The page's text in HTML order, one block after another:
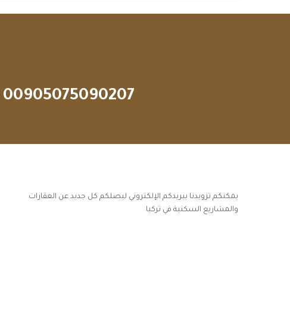
00905075090207
يمكنكم تزويدنا ببريدكم الإلكتروني ليصلكم كل جديد عن العقارات
والمشاريع السكنية في تركيا